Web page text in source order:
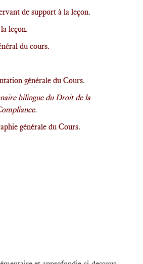
de support à la leçon.
leçon.
du cours.
générale du Cours.
bilingue du Droit de la
.
générale du Cours.